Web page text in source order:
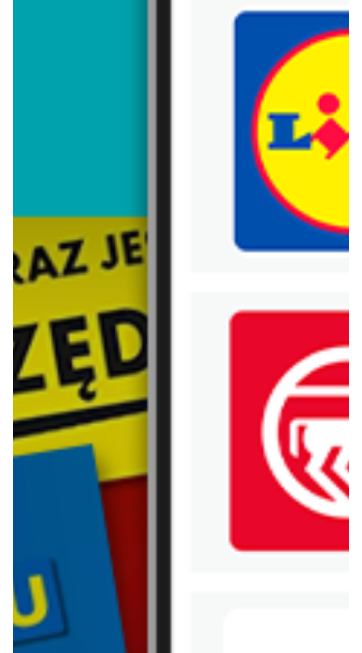
Trafiłeś na nieaktualną gazetkę
Zobacz aktualne gazetki Blix!
home&you
aktualna
Wyprzedaż. Rabat do 70%
WIĘCEJ GAZETEK